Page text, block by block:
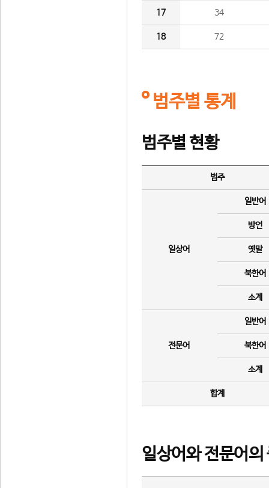
17 34
18 72
범주별 통계
범주별 현황
범주
일상어
일반어
방언
옛말
북한어
소계
전문어
일반어
북한어
소계
합계
일상어와 전문어의